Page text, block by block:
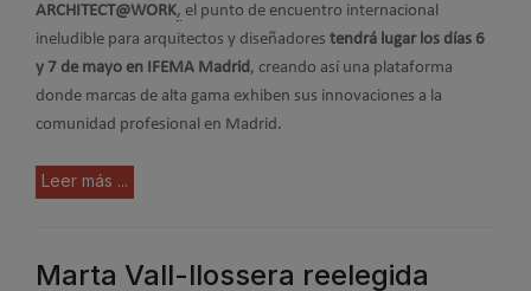
ARCHITECT@WORK, el punto de encuentro internacional
ineludible para arquitectos y diseñadores tendrá lugar los días 6
y 7 de mayo en IFEMA Madrid , creando así una plataforma
donde marcas de alta gama exhiben sus innovaciones a la
comunidad profesional en Madrid.
Leer más ...
Marta Vall-llossera reelegida